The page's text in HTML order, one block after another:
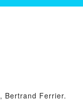
Bertrand Ferrier.